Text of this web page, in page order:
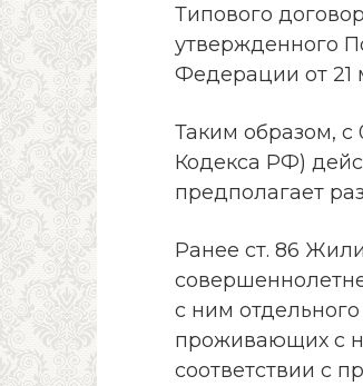
Типового
утвержденного
Федерации от 21
Таким образом,
Кодекса РФ)
предполагает
Ранее ст. 86
с ним
проживающих с
соответствии с